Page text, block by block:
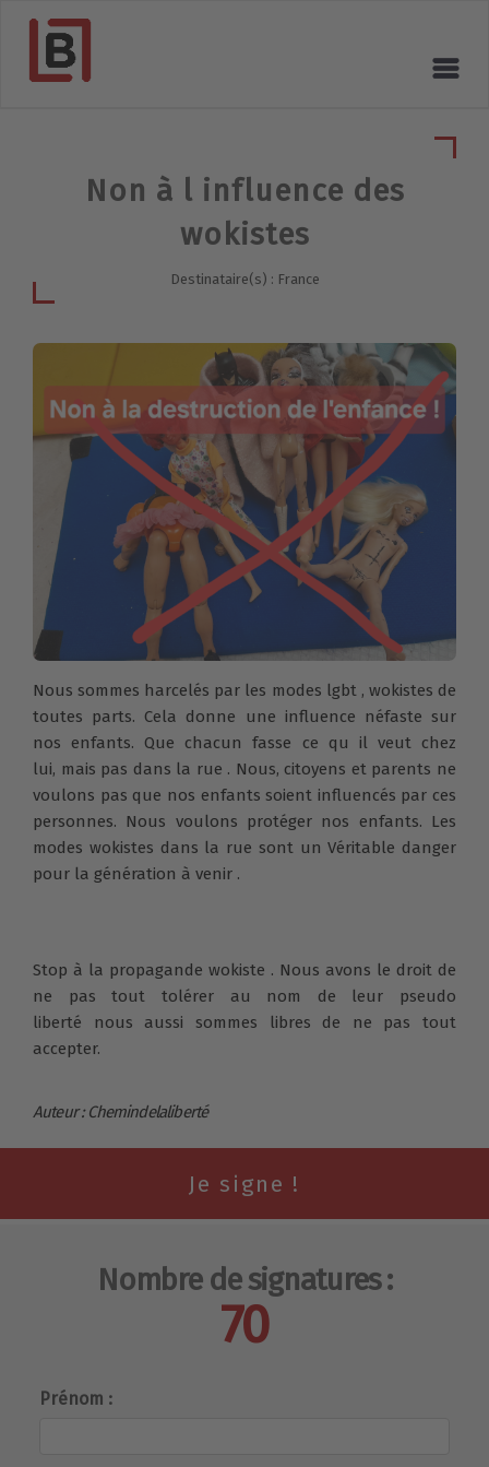
Non à l influence des
wokistes
Destinataire(s) : France
Nous sommes harcelés par les modes lgbt , wokistes de
toutes parts. Cela donne une influence néfaste sur
nos enfants. Que chacun fasse ce qu il veut chez
lui, mais pas dans la rue . Nous, citoyens et parents ne
voulons pas que nos enfants soient influencés par ces
personnes. Nous voulons protéger nos enfants. Les
modes wokistes dans la rue sont un Véritable danger
pour la génération à venir .
Stop à la propagande wokiste . Nous avons le droit de
ne pas tout tolérer au nom de leur pseudo
liberté nous aussi sommes libres de ne pas tout
accepter.
Auteur : Chemindelaliberté
Nombre de signatures :
70
Prénom :